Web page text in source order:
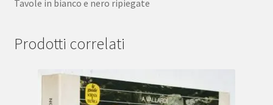
Tavole in bianco e nero ripiegate
Prodotti correlati